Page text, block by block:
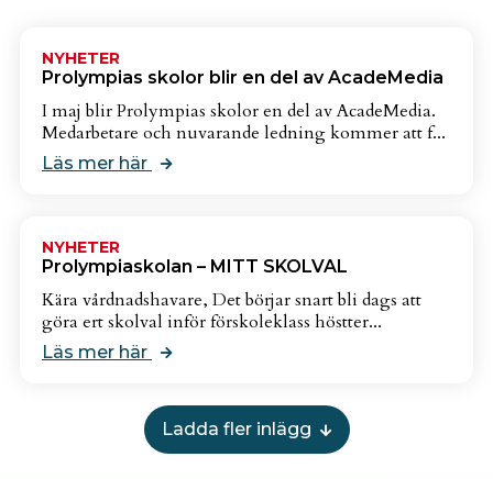
NYHETER
Prolympias skolor blir en del av AcadeMedia
I maj blir Prolympias skolor en del av AcadeMedia.
Medarbetare och nuvarande ledning kommer att f...
Läs mer här
NYHETER
Prolympiaskolan – MITT SKOLVAL
Kära vårdnadshavare, Det börjar snart bli dags att
göra ert skolval inför förskoleklass höstter...
Läs mer här
Ladda fler inlägg